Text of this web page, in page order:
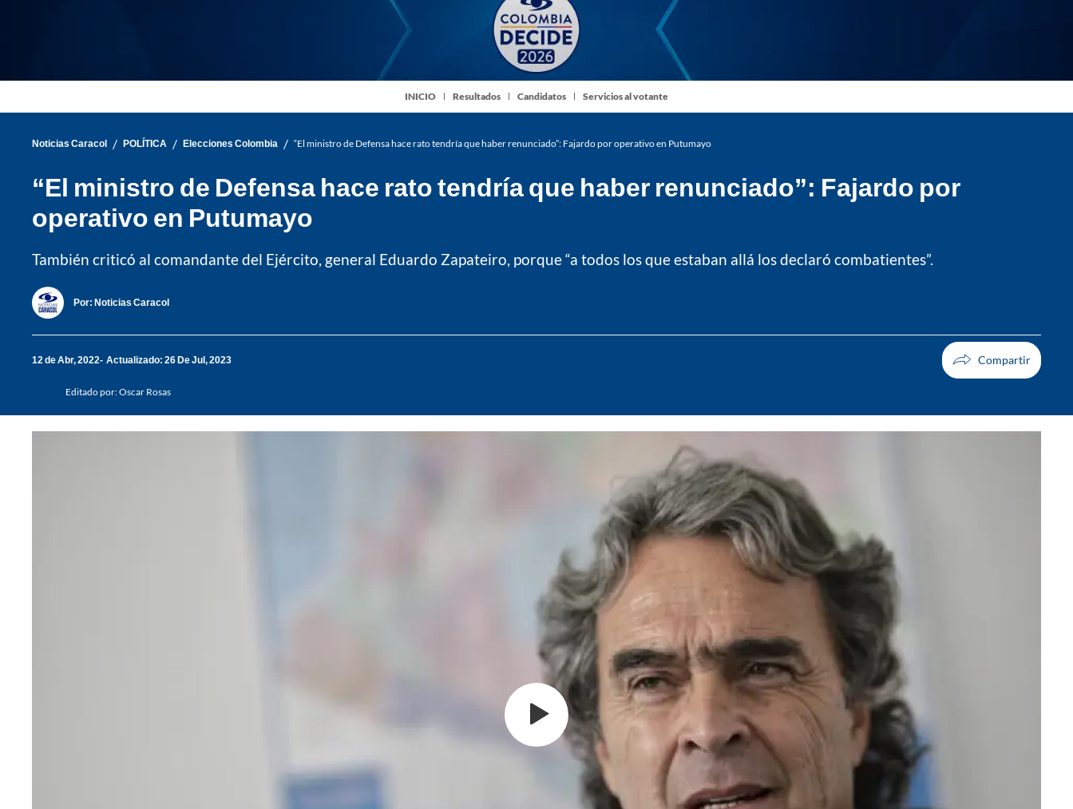
INICIO Resultados Candidatos Servicios al votante
Noticias Caracol / POLÍTICA / Elecciones Colombia / “El ministro de Defensa hace rato tendría que haber renunciado”: Fajardo por operativo en Putumayo
“El ministro de Defensa hace rato tendría que haber renunciado”: Fajardo por
operativo en Putumayo
También criticó al comandante del Ejército, general Eduardo Zapateiro, porque “a todos los que estaban allá los declaró combatientes”.
Por: Noticias Caracol
12 de Abr, 2022 Actualizado: 26 De Jul, 2023
Whatsapp
Copiar enlace
Telegram
LinkedIn
Editado por:Oscar Rosas